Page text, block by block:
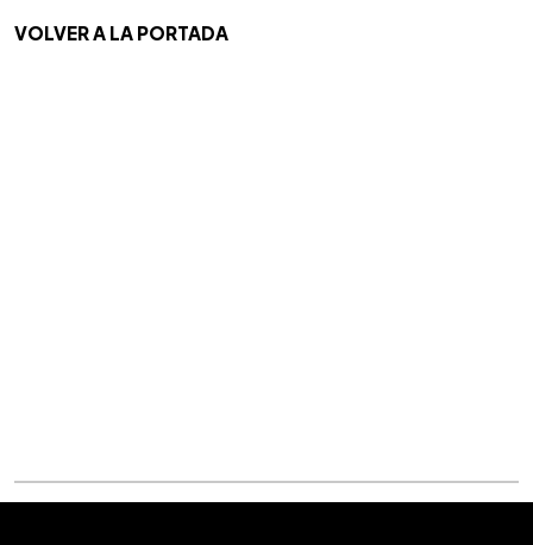
VOLVER A LA PORTADA